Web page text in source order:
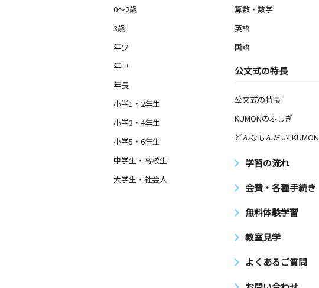
0～2歳
3歳
年少
年中
年長
小学1・2年生
小学3・4年生
小学5・6年生
中学生・高校生
大学生・社会人
算数・数学
英語
国語
公文式の特長
公文式の特長
KUMONのふしぎ
どんなもんだい! KUMON
学習の流れ
会費・各種手続き
無料体験学習
教室見学
よくあるご質問